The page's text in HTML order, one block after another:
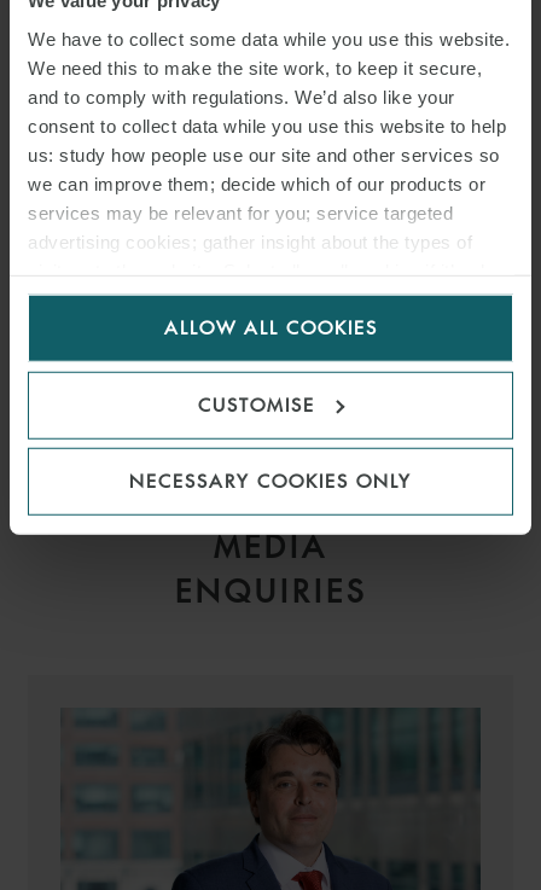
We have to collect some data while you use this website.
We need this to make the site work, to keep it secure,
and to comply with regulations. We’d also like your
consent to collect data while you use this website to help
us: study how people use our site and other services so
we can improve them; decide which of our products or
services may be relevant for you; service targeted
advertising cookies; gather insight about the types of
for us to use cookies. Select customise to manage
ALLOW ALL COOKIES
CUSTOMISE
NECESSARY COOKIES ONLY
MEDIA
ENQUIRIES
ANNE-KELLY D’AMÉCOURT
COUNSEL PARIS